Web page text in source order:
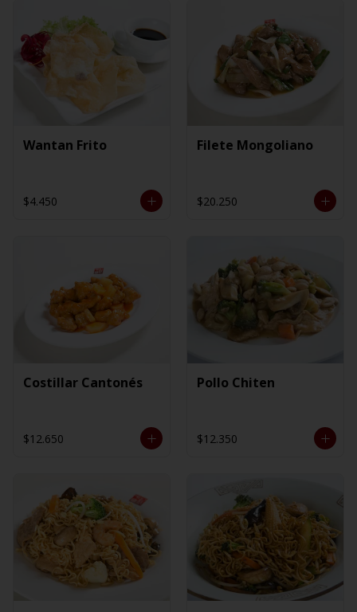
Wantan Frito
$4.450
Filete Mongoliano
$20.250
Costillar Cantonés
$12.650
Pollo Chiten
$12.350